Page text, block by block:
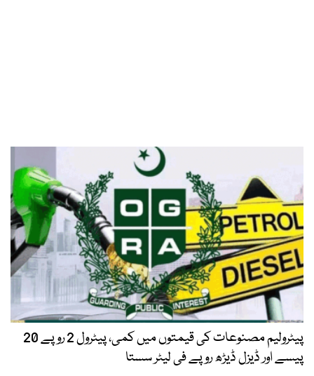
پیٹرولیم مصنوعات کی قیمتوں میں کمی، پیٹرول 2 روپے 20
پیسے اور ڈیزل ڈیڑھ روپے فی لیٹر سستا